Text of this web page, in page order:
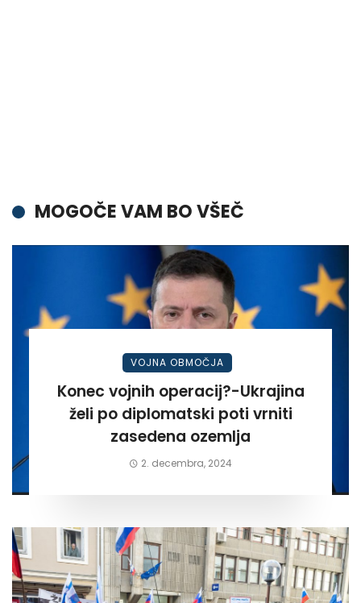
MOGOČE VAM BO VŠEČ
VOJNA OBMOČJA
Konec vojnih operacij?-Ukrajina
želi po diplomatski poti vrniti
zasedena ozemlja
2. decembra, 2024